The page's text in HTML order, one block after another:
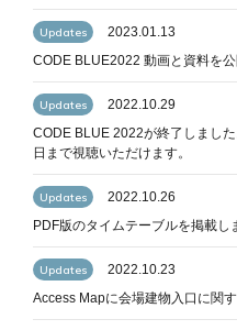
Updates
2023.01.13
CODE BLUE2022 動画と資料を公
Updates
2022.10.29
CODE BLUE 2022が終了しまし
日まで視聴いただけます。
Updates
2022.10.26
PDF版のタイムテーブルを掲載し
Updates
2022.10.23
Access Mapに会場建物入口に関